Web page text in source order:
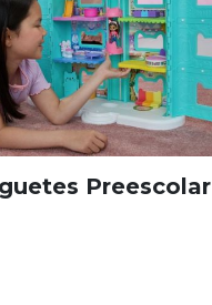
Preescolar